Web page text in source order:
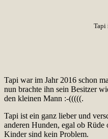
Tapi
Tapi war im Jahr 2016 schon
nun brachte ihn sein Besitzer
den kleinen Mann :-(((((.
Tapi ist ein ganz lieber und
anderen Hunden, egal ob
Kinder sind kein Problem.